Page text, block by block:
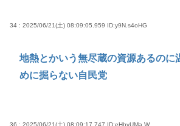
34 : 2025/06/21(土) 08:09:05.959 ID:y9N.s4oHG
地熱とかいう無尽蔵の資源あるのに
めに掘らない自民党
36 : 2025/06/21(土) 08:09:17.747 ID:eHbyUMa.W